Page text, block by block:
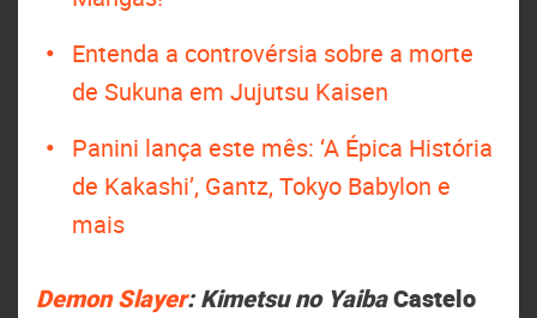
Entenda a controvérsia sobre a morte
de Sukuna em Jujutsu Kaisen
Panini lança este mês: ‘A Épica História
de Kakashi’, Gantz, Tokyo Babylon e
mais
Demon Slayer: Kimetsu no YaibaCastelo